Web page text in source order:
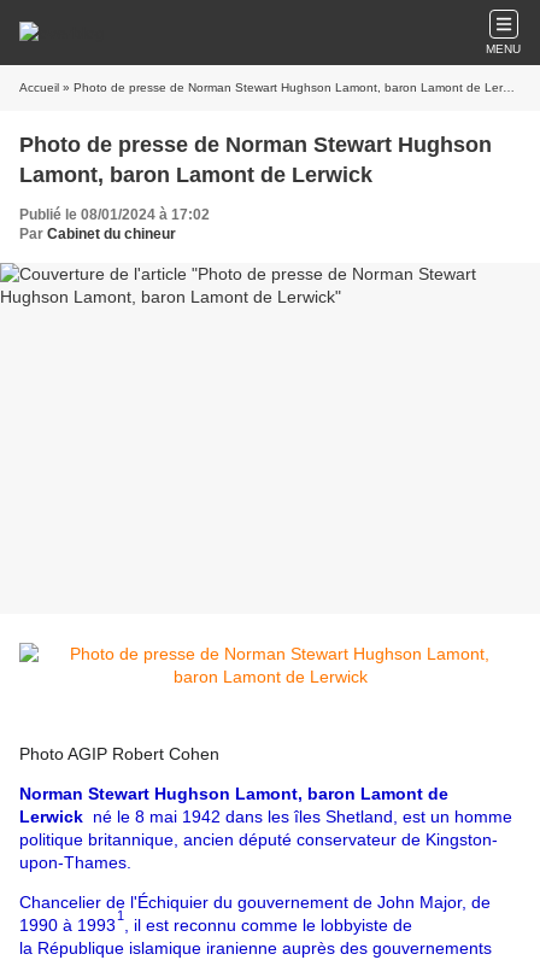
MENU
Accueil » Photo de presse de Norman Stewart Hughson Lamont, baron Lamont de Lerwick
Photo de presse de Norman Stewart Hughson
Lamont, baron Lamont de Lerwick
Publié le 08/01/2024 à 17:02
Par Cabinet du chineur
Photo AGIP Robert Cohen
Norman Stewart Hughson Lamont, baron Lamont de
Lerwick né le 8 mai 1942 dans lesîles Shetland , est un homme
politique britannique, ancien député conservateur de Kingston-
upon-Thames
Chancelier de l'Échiquier du gouvernement de John Major, de
1990 à 1993 1 , il est reconnu comme le lobbyiste de
la République islamique iranienne auprès des gouvernements